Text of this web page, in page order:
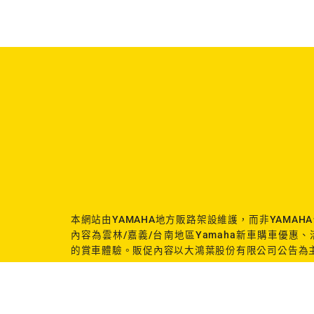
本網站由YAMAHA地方販路架設維護，而非
內容為雲林/嘉義/台南地區Yamaha新車購車優惠
的賞車體驗。販促內容以大鴻葉股份有限公司公告為